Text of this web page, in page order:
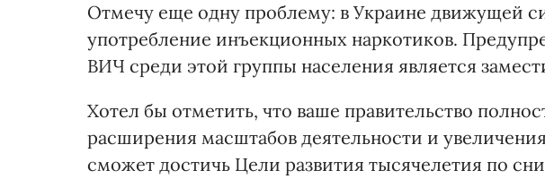
Отмечу еще одну проблему: в Украине движущей
употребление инъекционных наркотиков.
ВИЧ среди этой группы населения является
Хотел бы отметить, что ваше правительство
расширения масштабов деятельности и
сможет достичь Цели развития тысячелетия по